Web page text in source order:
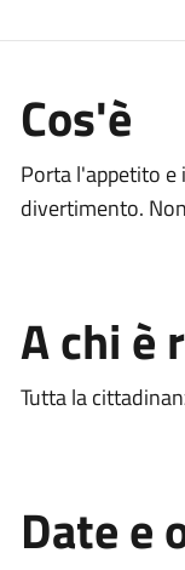
Cos'è
Porta l'appetito e
divertimento.
A chi è
Tutta la
Date e